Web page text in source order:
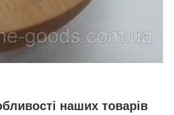
наших товарів